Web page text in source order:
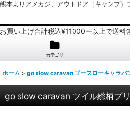
熊本よりアメカジ、アウトドア（キャンプ
お買い上げ合計税込¥11000ー以上で送料
カテゴリ
ホーム > go slow caravan ゴースローキャラバ
go slow caravan ツイル総柄プ